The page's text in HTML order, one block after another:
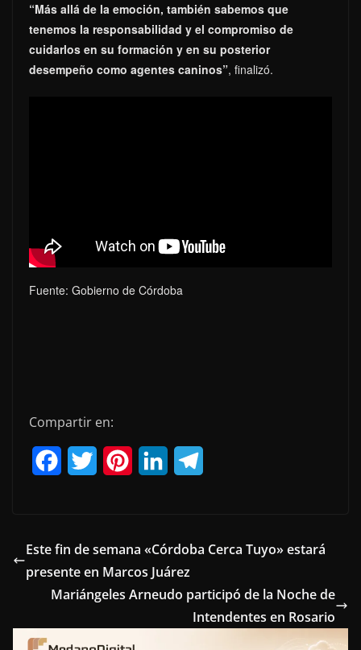
“Más allá de la emoción, también sabemos que
tenemos la responsabilidad y el compromiso de
cuidarlos en su formación y en su posterior
desempeño como agentes caninos”, finalizó.
Fuente: Gobierno de Córdoba
Compartir en:
e
b
o
o
t
t
e
r
t
e
r
e
k
e
d
I
e
r
a
Este fin de semana «Córdoba Cerca Tuyo» estará
presente en Marcos Juárez
Mariángeles Arneudo participó de la Noche de
Intendentes en Rosario